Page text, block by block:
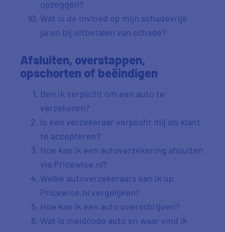
opzeggen?
Wat is de invloed op mijn schadevrije
jaren bij uitbetalen van schade?
Afsluiten, overstappen,
opschorten of beëindigen
Ben ik verplicht om een auto te
verzekeren?
Is een verzekeraar verplicht mij als klant
te accepteren?
Hoe kan ik een autoverzekering afsluiten
via Pricewise.nl?
Welke autoverzekeraars kan ik op
Pricewise.nl vergelijken?
Hoe kan ik een auto overschrijven?
Wat is meldcode auto en waar vind ik